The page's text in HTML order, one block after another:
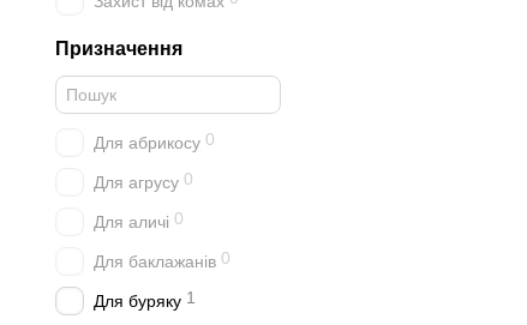
Призначення
Для абрикосу 0
Для агрусу 0
Для аличі 0
Для баклажанів 0
Для буряку 1